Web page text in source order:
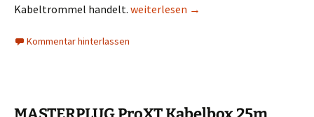
Kabeltrommel handelt. as – Schwabe Sicherheits-
weiterlesen →
Kommentar hinterlassen